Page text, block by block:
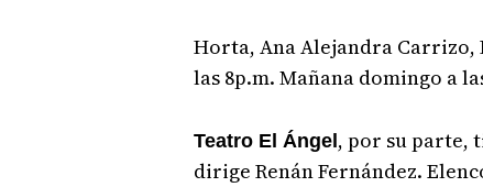
Horta, Ana Alejandra Carrizo,
las 8p.m. Mañana domingo a
Teatro El Ángel , por su parte,
dirige Renán Fernández.